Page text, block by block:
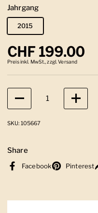
Jahrgang
2015
Regulärer Preis
CHF 199.00
Preis inkl. MwSt., zzgl. Versand
Anzahl
SKU: 105667
Share
Facebook Pinterest